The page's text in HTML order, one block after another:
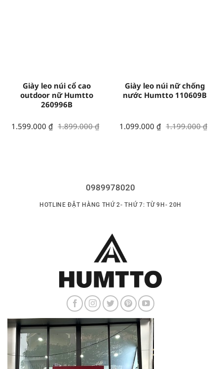
Giày leo núi cổ cao
outdoor nữ Humtto
260996B
1.899.000₫
Giá
1.599.000₫ Giá
Giày leo núi nữ chống
nước Humtto 110609B
1.199.000₫
Giá
1.099.000₫ Giá
0989978020
HOTLINE ĐẶT HÀNG THỨ 2- THỨ 7: TỪ 9H- 20H